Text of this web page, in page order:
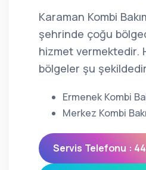
Karaman Kombi
şehrinde çoğu
hizmet vermektedir.
bölgeler şu
Ermenek Kombi
Merkez Kombi
Servis Telefonu :